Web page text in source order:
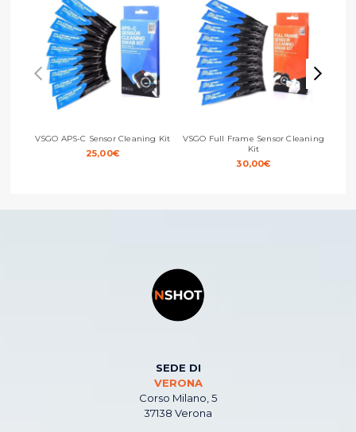
VSGO APS-C Sensor Cleaning Kit
25,00€
VSGO Full Frame Sensor Cleaning
Kit
30,00€
SEDE DI
VERONA
Corso Milano, 5
37138 Verona